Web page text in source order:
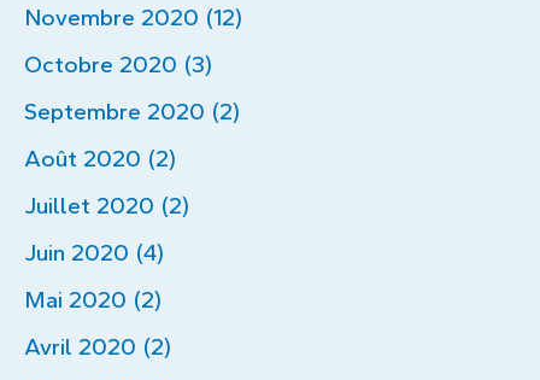
Novembre 2020 (12)
Octobre 2020 (3)
Septembre 2020 (2)
Août 2020 (2)
Juillet 2020 (2)
Juin 2020 (4)
Mai 2020 (2)
Avril 2020 (2)